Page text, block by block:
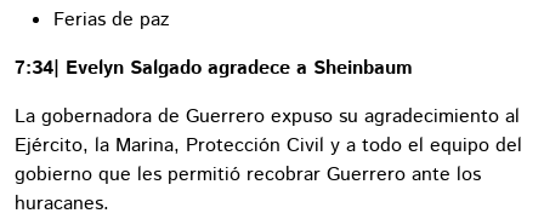
Ferias de paz
7:34| Evelyn Salgado agradece a Sheinbaum
La gobernadora de Guerrero expuso su agradecimiento al
Ejército, la Marina, Protección Civil y a todo el equipo del
gobierno que les permitió recobrar Guerrero ante los
huracanes.